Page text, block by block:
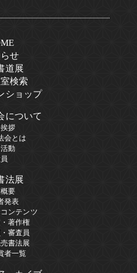
せ
道展
検索
ショップ
について
拶
会とは
動
法展
要
発表
ンテンツ
著作権
審査員
書法展
者一覧